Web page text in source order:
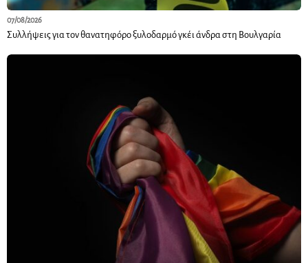
07/08/2026
Συλλήψεις για τον θανατηφόρο ξυλοδαρμό γκέι άνδρα στη Βουλγαρία